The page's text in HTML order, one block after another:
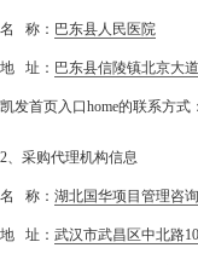
名 称： 巴东县人民医院
地 址： 巴东县信陵镇北京大
凯发首页入口home的联系方式：
2、采购代理机构信息
名 称： 湖北国华项目管理咨
地 址： 武汉市武昌区中北路